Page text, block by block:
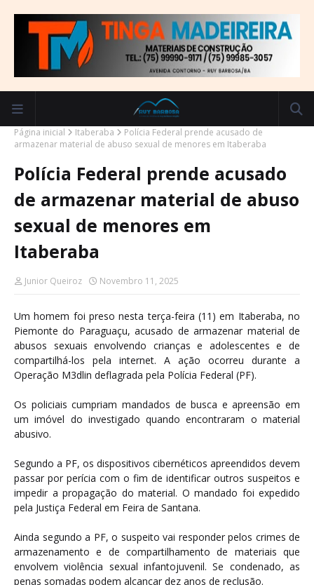
Página inicial Itaberaba
Polícia Federal prende acusado de
armazenar material de abuso sexual de menores em Itaberaba
Polícia Federal prende acusado
de armazenar material de abuso
sexual de menores em
Itaberaba
Junior Queiroz Novembro 11, 2025
Um homem foi preso nesta terça-feira (11) em Itaberaba, no
Piemonte do Paraguaçu, acusado de armazenar material de
abusos sexuais envolvendo crianças e adolescentes e de
compartilhá-los pela internet. A ação ocorreu durante a
Operação M3dlin deflagrada pela Polícia Federal (PF).
Os policiais cumpriam mandados de busca e apreensão em
um imóvel do investigado quando encontraram o material
abusivo.
Segundo a PF, os dispositivos cibernéticos apreendidos devem
passar por perícia com o fim de identificar outros suspeitos e
impedir a propagação do material. O mandado foi expedido
pela Justiça Federal em Feira de Santana.
Ainda segundo a PF, o suspeito vai responder pelos crimes de
armazenamento e de compartilhamento de materiais que
envolvem violência sexual infantojuvenil. Se condenado, as
penas somadas podem alcançar dez anos de reclusão.